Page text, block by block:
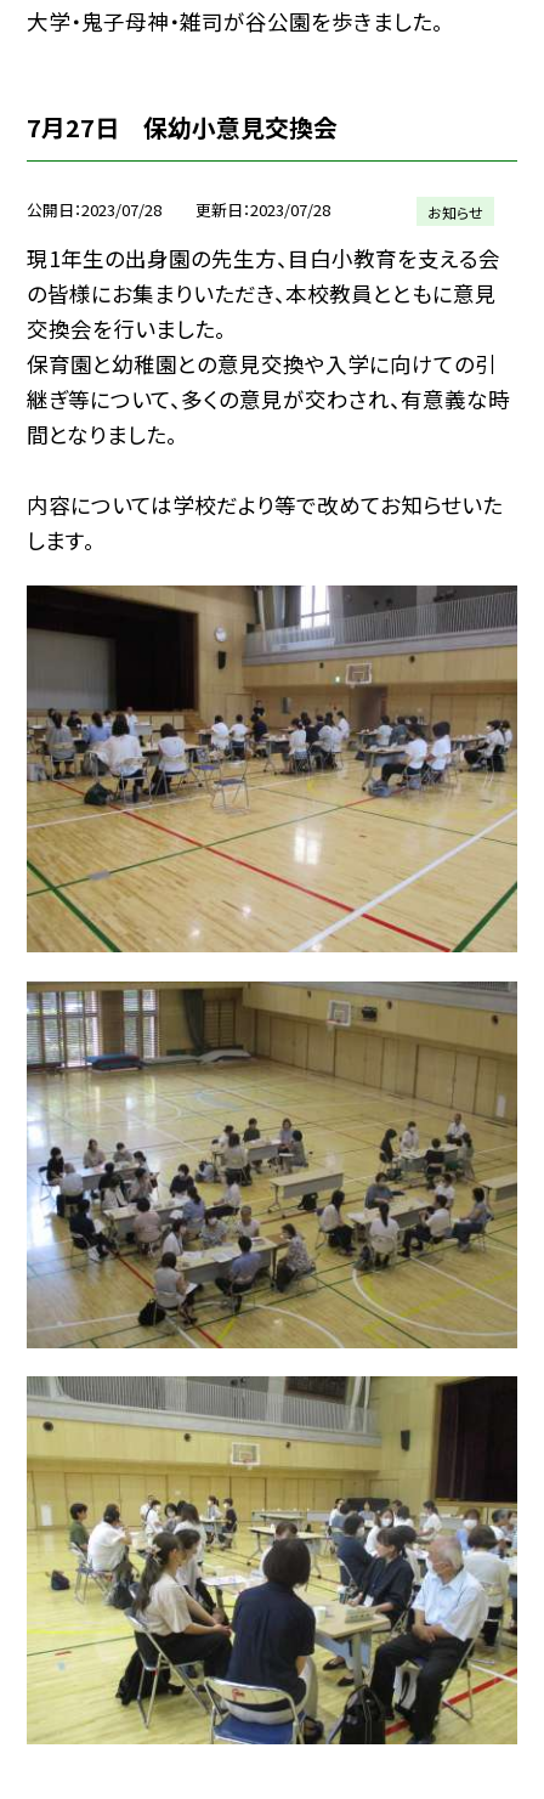
大学・鬼子母神・雑司が谷公園を歩きました。
7月27日 保幼小意見交換会
公開日 2023/07/28 更新日 2023/07/28 お知らせ
現1年生の出身園の先生方、目白小教育を支える会
の皆様にお集まりいただき、本校教員とともに意見
交換会を行いました。
保育園と幼稚園との意見交換や入学に向けての引
継ぎ等について、多くの意見が交わされ、有意義な時
間となりました。
内容については学校だより等で改めてお知らせいた
します。